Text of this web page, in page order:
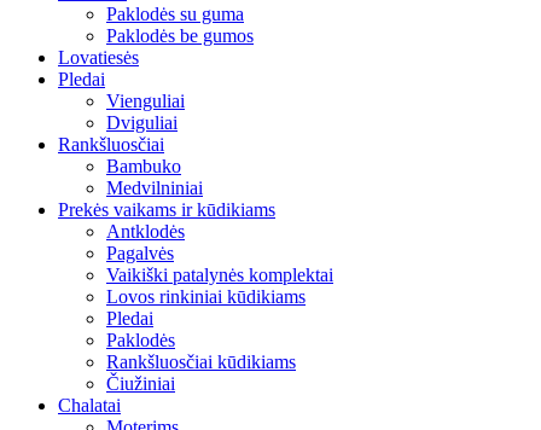
Paklodės su guma
Paklodės be gumos
Lovatiesės
Pledai
Vienguliai
Dviguliai
Rankšluosčiai
Bambuko
Medvilniniai
Prekės vaikams ir kūdikiams
Antklodės
Pagalvės
Vaikiški patalynės komplektai
Lovos rinkiniai kūdikiams
Pledai
Paklodės
Rankšluosčiai kūdikiams
Čiužiniai
Chalatai